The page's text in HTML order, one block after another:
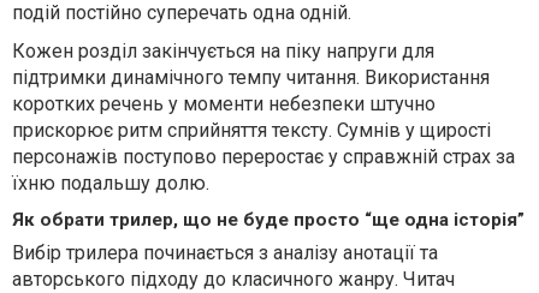
подій постійно суперечать одна одній.
Кожен розділ закінчується на піку напруги для
підтримки динамічного темпу читання. Використання
коротких речень у моменти небезпеки штучно
прискорює ритм сприйняття тексту. Сумнів у щирості
персонажів поступово переростає у справжній страх за
їхню подальшу долю.
Як обрати трилер, що не буде просто “ще одна історія”
Вибір трилера починається з аналізу анотації та
авторського підходу до класичного жанру. Читач